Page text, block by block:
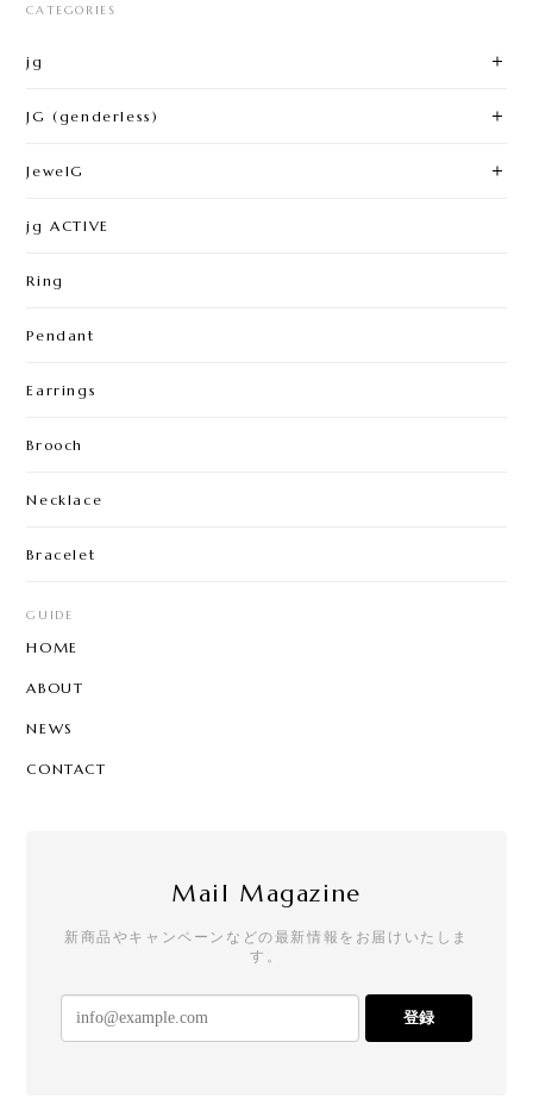
CATEGORIES
jg
JG (genderless)
JewelG
jg ACTIVE
Ring
Pendant
Earrings
Brooch
Necklace
Bracelet
GUIDE
HOME
ABOUT
NEWS
CONTACT
Mail Magazine
新商品やキャンペーンなどの最新情報をお届けいたしま
す。
登録